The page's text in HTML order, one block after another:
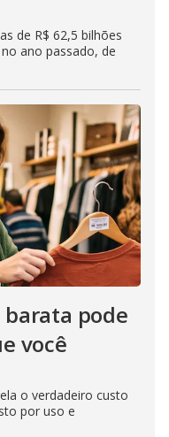
de R$ 62,5 bilhões
ano passado, de
pode
você
o verdadeiro custo
por uso e